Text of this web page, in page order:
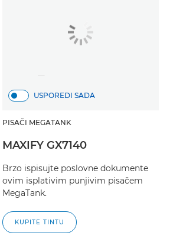
USPOREDI SADA
PISAČI MEGATANK
MAXIFY GX7140
Brzo ispisujte poslovne dokumente
ovim isplativim punjivim pisačem
MegaTank.
KUPITE TINTU